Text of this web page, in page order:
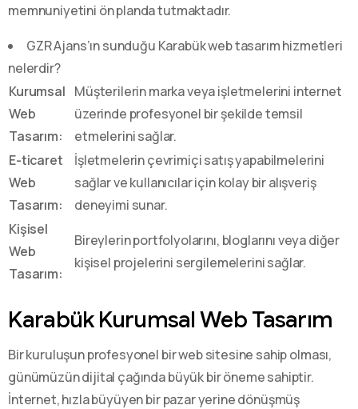
memnuniyetini ön planda tutmaktadır.
GZR Ajans’ın sunduğu Karabük web tasarım hizmetleri
nelerdir?
Kurumsal
Web
Tasarım:
Müşterilerin marka veya işletmelerini internet
üzerinde profesyonel bir şekilde temsil
etmelerini sağlar.
E-ticaret
Web
Tasarım:
İşletmelerin çevrimiçi satış yapabilmelerini
sağlar ve kullanıcılar için kolay bir alışveriş
deneyimi sunar.
Kişisel
Web
Tasarım:
Bireylerin portfolyolarını, bloglarını veya diğer
kişisel projelerini sergilemelerini sağlar.
Karabük Kurumsal Web Tasarım
Bir kuruluşun profesyonel bir web sitesine sahip olması,
günümüzün dijital çağında büyük bir öneme sahiptir.
İnternet, hızla büyüyen bir pazar yerine dönüşmüş